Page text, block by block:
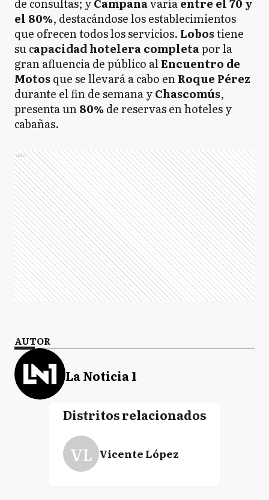
de consultas; yCampanavaríaentre el 70 y
el 80%, destacándose los establecimientos
que ofrecen todos los servicios. Lobostiene
su capacidad hotelera completapor la
gran afluencia de público alEncuentro de
Motos que se llevará a cabo enRoque Pérez
durante el fin de semana yChascomús,
presenta un80%de reservas en hoteles y
cabañas.
Ads
AUTOR
La Noticia 1
Distritos relacionados
VL Vicente López